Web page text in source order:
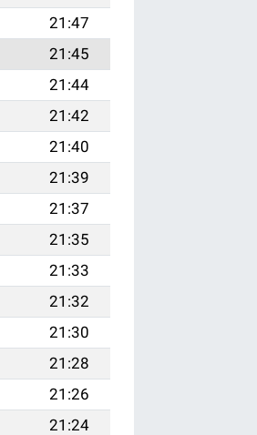
21:47
21:45
21:44
21:42
21:40
21:39
21:37
21:35
21:33
21:32
21:30
21:28
21:26
21:24